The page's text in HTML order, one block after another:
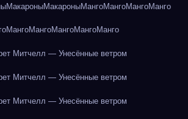
МакароныМакароныМангоМангоМангоМанго
МангоМангоМангоМангоМанго
Митчелл — Унесённые ветром
Митчелл — Унесённые ветром
Митчелл — Унесённые ветром